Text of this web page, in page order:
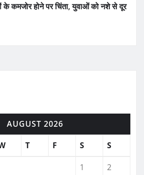
के कमजोर होने पर चिंता, युवाओं को नशे से दूर
AUGUST 2026
T F S S
1
2